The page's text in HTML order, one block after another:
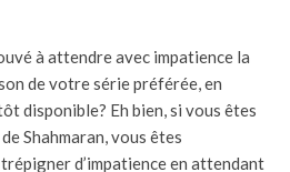
à attendre avec impatience la
de votre série préférée, en
disponible? Eh bien, si vous êtes
Shahmaran, vous êtes
d’impatience en attendant